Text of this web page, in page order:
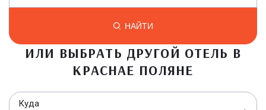
НАЙТИ
ИЛИ ВЫБРАТЬ ДРУГОЙ ОТЕЛЬ В
КРАСНАЕ ПОЛЯНЕ
Куда